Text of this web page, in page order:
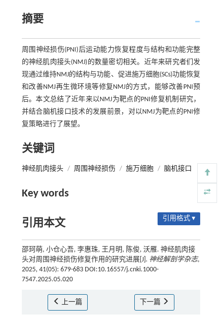
摘要
周围神经损伤(PNI)后运动能力恢复程度与结构和功能完整
的神经肌肉接头(NMJ)的数量密切相关。近年来研究者们发
现通过维持NMJ的结构与功能、促进施万细胞(SCs)功能恢复
和改善NMJ再生微环境等修复NMJ的方式，能够改善PNI预
后。本文总结了近年来以NMJ为靶点的PNI修复机制研究，
并结合脑机接口技术的发展前景，对以NMJ为靶点的PNI修
复策略进行了展望。
关键词
神经肌肉接头 / 周围神经损伤 / 施万细胞 / 脑机接口
Key words
引用本文 引用格式 ▾
邵珂萌, 小仓心吾, 李惠珠, 王月明, 陈俊, 沃雁. 神经肌肉接
头对周围神经损伤修复作用的研究进展[J]. 神经解剖学杂志,
2025, 41(05): 679-683 DOI:10.16557/j.cnki.1000-
7547.2025.05.020
上一篇 下一篇